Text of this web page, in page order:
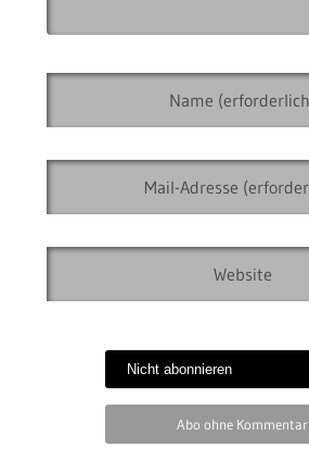
Abo ohne Kommentar